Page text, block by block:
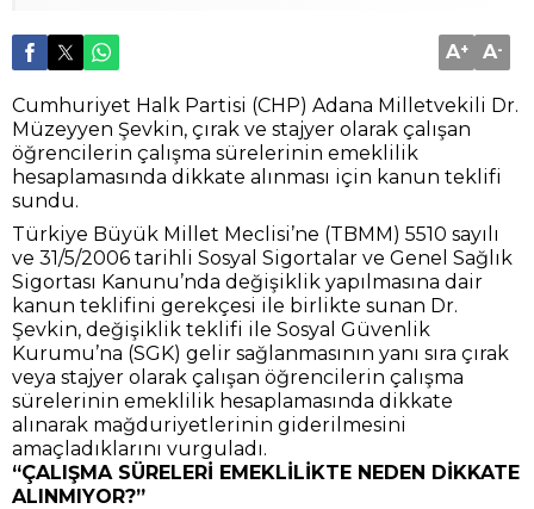
A+ A-
Cumhuriyet Halk Partisi (CHP) Adana Milletvekili Dr.
Müzeyyen Şevkin, çırak ve stajyer olarak çalışan
öğrencilerin çalışma sürelerinin emeklilik
hesaplamasında dikkate alınması için kanun teklifi
sundu.
Türkiye Büyük Millet Meclisi’ne (TBMM) 5510 sayılı
ve 31/5/2006 tarihli Sosyal Sigortalar ve Genel Sağlık
Sigortası Kanunu’nda değişiklik yapılmasına dair
kanun teklifini gerekçesi ile birlikte sunan Dr.
Şevkin, değişiklik teklifi ile Sosyal Güvenlik
Kurumu’na (SGK) gelir sağlanmasının yanı sıra çırak
veya stajyer olarak çalışan öğrencilerin çalışma
sürelerinin emeklilik hesaplamasında dikkate
alınarak mağduriyetlerinin giderilmesini
amaçladıklarını vurguladı.
“ÇALIŞMA SÜRELERİ EMEKLİLİKTE NEDEN DİKKATE
ALINMIYOR?”